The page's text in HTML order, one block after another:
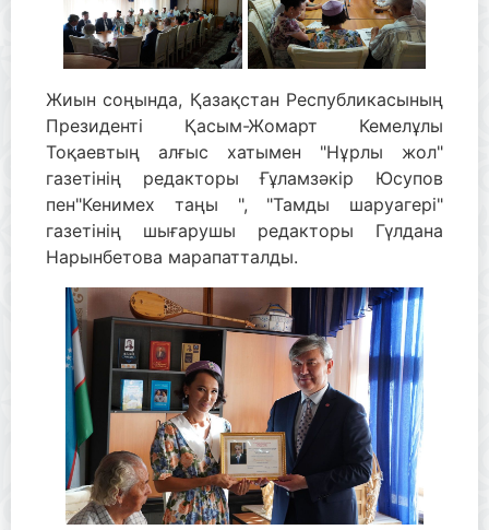
Жиын соңында, Қазақстан Республикасының
Президенті Қасым-Жомарт Кемелұлы
Тоқаевтың алғыс хатымен "Нұрлы жол"
газетінің редакторы Ғұламзәкір Юсупов
пен"Кенимех таңы ", "Тамды шаруагері"
газетінің шығарушы редакторы Гүлдана
Нарынбетова марапатталды.